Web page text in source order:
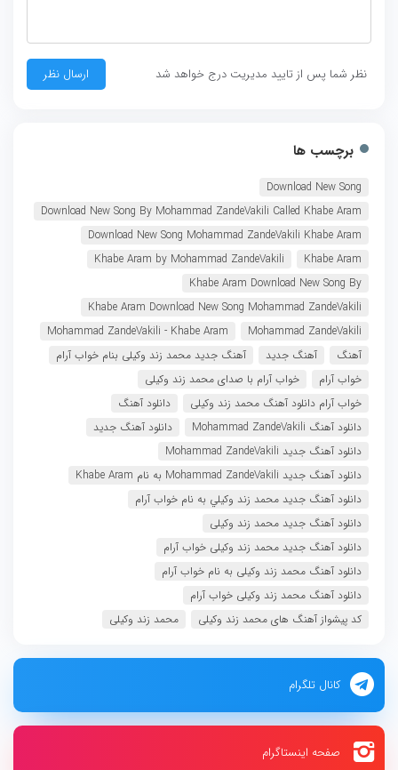
نظر شما پس از تایید مدیریت درج خواهد شد
برچسب ها
Download New Song
Download New Song By Mohammad ZandeVakili Called Khabe Aram
Download New Song Mohammad ZandeVakili Khabe Aram
Khabe Aram
Khabe Aram by Mohammad ZandeVakili
Khabe Aram Download New Song By
Khabe Aram Download New Song Mohammad ZandeVakili
Mohammad ZandeVakili
Mohammad ZandeVakili - Khabe Aram
آهنگ
آهنگ جدید
آهنگ جدید محمد زند وکیلی بنام خواب آرام
خواب آرام
خواب آرام با صدای محمد زند وکیلی
خواب آرام دانلود آهنگ محمد زند وکیلی
دانلود آهنگ
دانلود آهنگ Mohammad ZandeVakili
دانلود آهنگ جدید
دانلود آهنگ جدید Mohammad ZandeVakili
دانلود آهنگ جدید Mohammad ZandeVakili به نام Khabe Aram
دانلود آهنگ جدید محمد زند وكيلي به نام خواب آرام
دانلود آهنگ جدید محمد زند وکیلی
دانلود آهنگ جدید محمد زند وکیلی خواب آرام
دانلود آهنگ محمد زند وکیلی به نام خواب آرام
دانلود آهنگ محمد زند وکیلی خواب آرام
کد پیشواز آهنگ های محمد زند وکیلی
محمد زند وکیلی
کانال تلگرام
صفحه اینستاگرام